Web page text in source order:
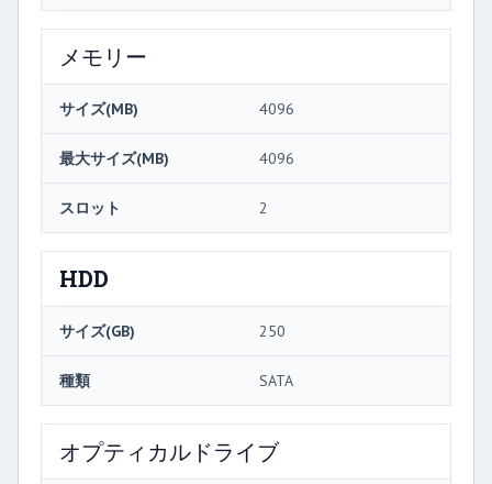
メモリー
サイズ(MB) 4096
最大サイズ(MB) 4096
スロット 2
HDD
サイズ(GB) 250
種類 SATA
オプティカルドライブ